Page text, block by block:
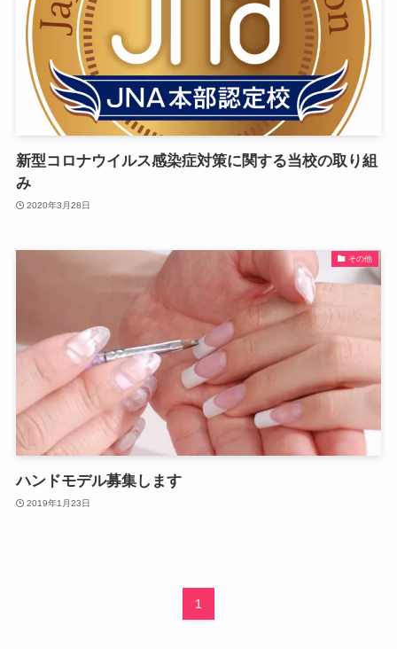
新型コロナウイルス感染症対策に関する当校の取り組
み
2020年3月28日
その他
ハンドモデル募集します
2019年1月23日
1